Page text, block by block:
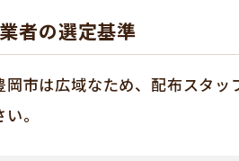
者の選定基準
市は広域なため、配布スタ
。